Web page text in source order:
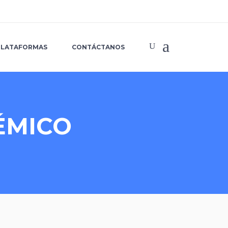
CONTÁCTANOS